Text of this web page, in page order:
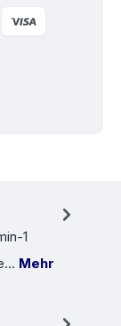
1
Mehr